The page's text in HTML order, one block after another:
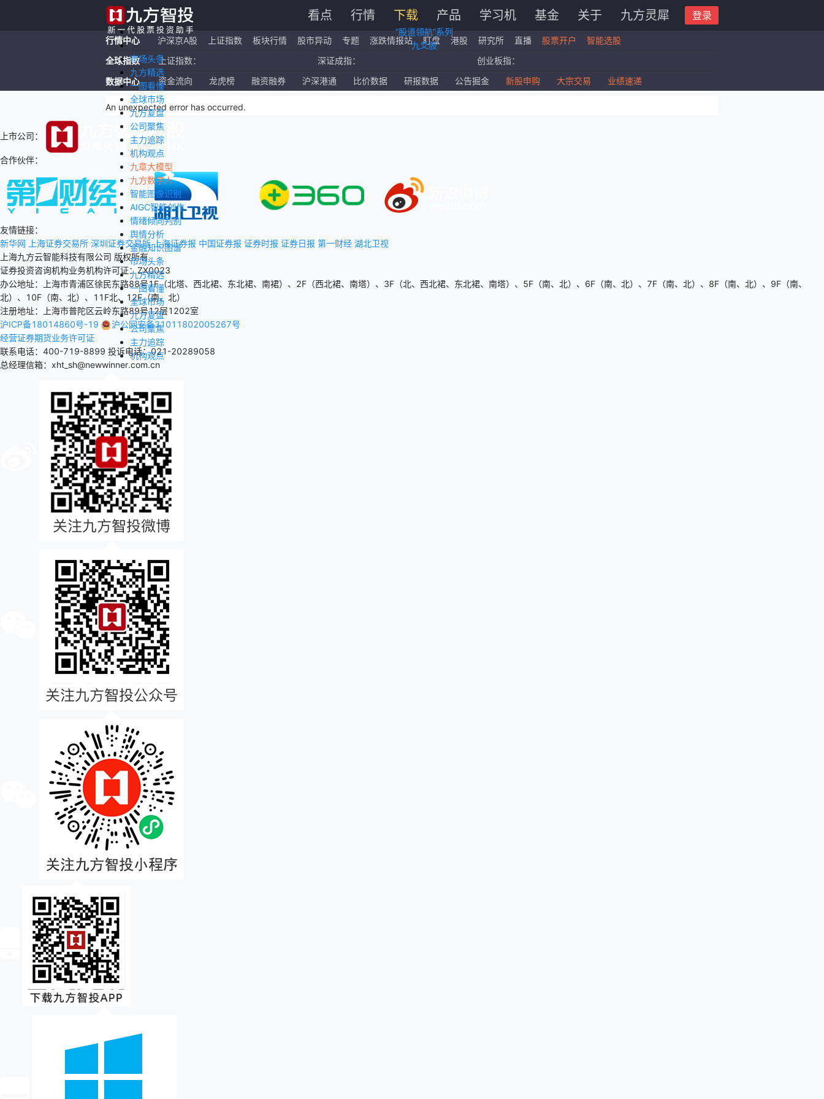
看点 行情 下载 产品 学习机 基金 关于 九方灵犀 登录
“股道领航”系列
九爻股
市场头条
九方精选
一图看懂
全球市场
九方复盘
公司聚焦
主力追踪
机构观点
九章大模型
九方数字人
智能图像识别
AIGC智能创作
情绪倾向判别
舆情分析
金融知识图谱
市场头条
九方精选
一图看懂
全球市场
九方复盘
公司聚焦
主力追踪
机构观点
行情中心 沪深京A股 上证指数 板块行情 股市异动 专题 涨跌情报站 盯盘 港股 研究所 直播 股票开户
智能选股
全球指数
上证指数： 深证成指：
创业板指：
恒生指数：
国企指数：
红筹指数：
纳斯达克ETF：
数据中心 资金流向 龙虎榜 融资融券 沪深港通 比价数据 研报数据 公告掘金 新股申购 大宗交易 业绩速递
An unexpected error has occurred.
上市公司：
合作伙伴：
友情链接：
新华网
上海证券交易所 深圳证券交易所 上海证券报 中国证券报 证券时报 证券日报 第一财经 湖北卫视
上海九方云智能科技有限公司 版权所有
证券投资咨询机构业务机构许可证：ZX0023
办公地址：上海市青浦区徐民东路88号1F（北塔、西北裙、东北裙、南裙）、2F（西北裙、南塔）、3F（北、西北裙、东北裙、南塔）、5F（南、北）、6F（南、北）、7F（南、北）、8F（南、北）、9F（南、
北）、10F（南、北）、11F北、12F（南、北）
注册地址：上海市普陀区云岭东路89号12层1202室
沪ICP备18014860号-19
沪公网安备31011802005267号
经营证券期货业务许可证
联系电话：400-719-8899 投诉电话：021-20289058
总经理信箱：xht_sh@newwinner.com.cn